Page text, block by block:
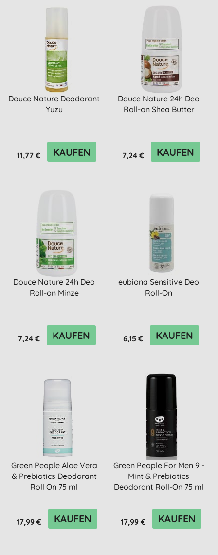
Douce Nature Deodorant
Yuzu
11,77 € KAUFEN
Douce Nature 24h Deo
Roll-on Shea Butter
7,24 € KAUFEN
Douce Nature 24h Deo
Roll-on Minze
7,24 € KAUFEN
eubiona Sensitive Deo
Roll-On
6,15 € KAUFEN
Green People Aloe Vera
& Prebiotics Deodorant
Roll On 75 ml
17,99 € KAUFEN
Green People For Men 9 -
Mint & Prebiotics
Deodorant Roll-On 75 ml
17,99 € KAUFEN